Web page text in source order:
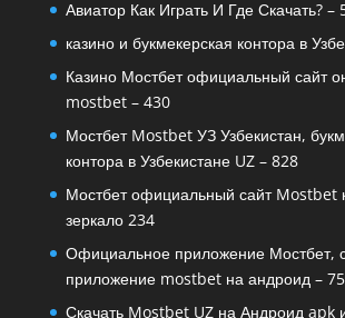
Авиатор Как Играть И Где Скачать? –
казино и букмекерская контора в
Казино Мостбет официальный сайт
mostbet – 430
Мостбет Mostbet УЗ Узбекистан,
контора в Узбекистане UZ – 828
Мостбет официальный сайт Mostbet
зеркало 234
Официальное приложение Мостбет,
приложение mostbet на андроид –
Скачать Mostbet UZ на Андроид apk